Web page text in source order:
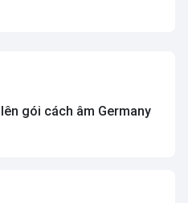
gói cách âm Germany